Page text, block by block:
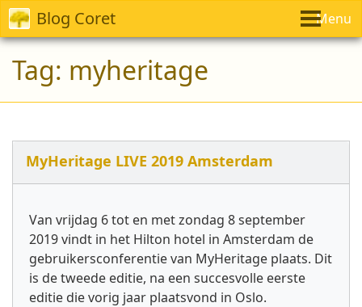
Blog Coret Menu
Tag: myheritage
MyHeritage LIVE 2019 Amsterdam
Van vrijdag 6 tot en met zondag 8 september
2019 vindt in het Hilton hotel in Amsterdam de
gebruikersconferentie van MyHeritage plaats. Dit
is de tweede editie, na een succesvolle eerste
editie die vorig jaar plaatsvond in Oslo.